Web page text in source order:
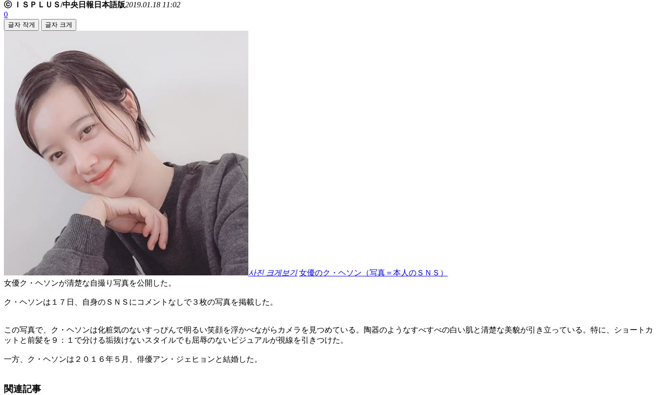
ⓒ ＩＳＰＬＵＳ/中央日報日本語版2019.01.18 11:02
0
글자 작게 글자 크게
사진 크게보기 女優のク・ヘソン（写真＝本人のＳＮＳ）
女優ク・ヘソンが清楚な自撮り写真を公開した。
ク・ヘソンは１７日、自身のＳＮＳにコメントなしで３枚の写真を掲載した。
この写真で、ク・ヘソンは化粧気のないすっぴんで明るい笑顔を浮かべながらカメラを見つめている。陶器のようなすべすべの白い肌と清楚な美貌が引き立っている。特に、ショートカ
ットと前髪を９：１で分ける垢抜けないスタイルでも屈辱のないビジュアルが視線を引きつけた。
一方、ク・ヘソンは２０１６年５月、俳優アン・ジェヒョンと結婚した。
関連記事